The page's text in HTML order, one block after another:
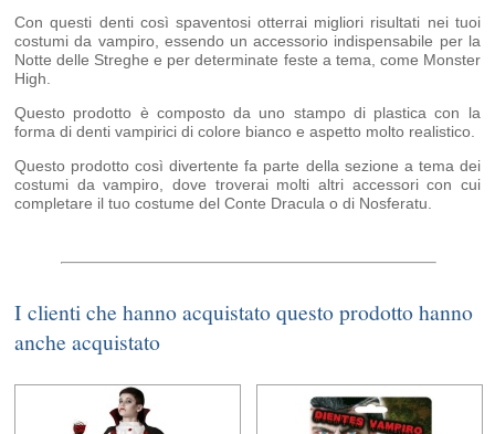
Con questi denti così spaventosi otterrai migliori risultati nei tuoi
costumi da vampiro, essendo un accessorio indispensabile per la
Notte delle Streghe e per determinate feste a tema, come Monster
High.
Questo prodotto è composto da uno stampo di plastica con la
forma di denti vampirici di colore bianco e aspetto molto realistico.
Questo prodotto così divertente fa parte della sezione a tema dei
costumi da vampiro, dove troverai molti altri accessori con cui
completare il tuo costume del Conte Dracula o di Nosferatu.
I clienti che hanno acquistato questo prodotto hanno
anche acquistato